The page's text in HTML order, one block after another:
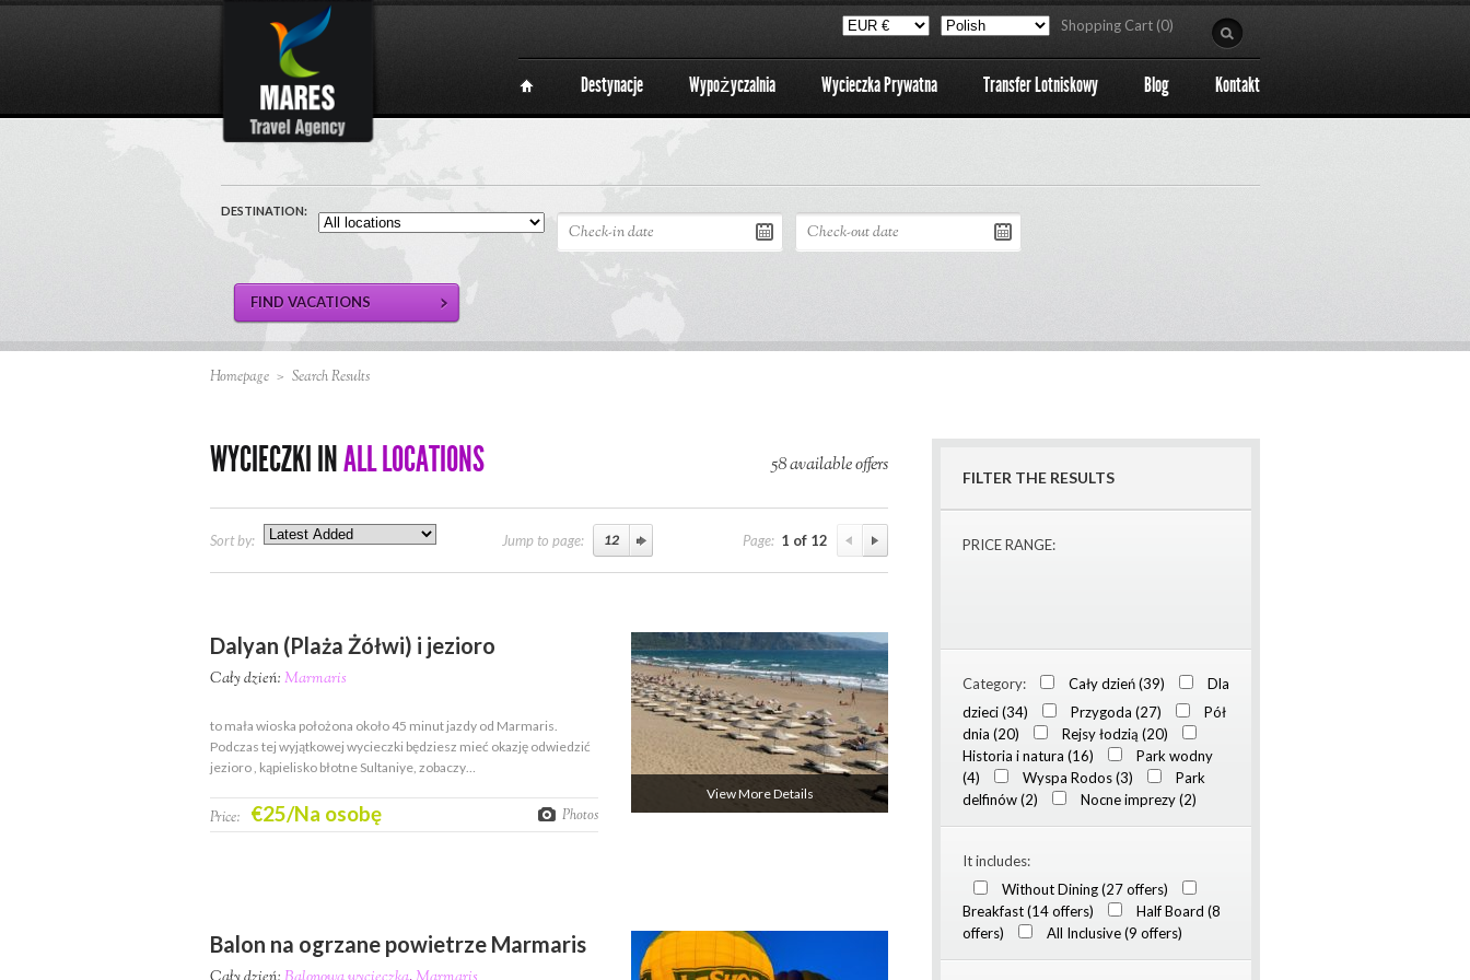
Shopping Cart (0)
Destynacje Wypożyczalnia Wycieczka Prywatna Transfer Lotniskowy Blog Kontakt
DESTINATION:
Homepage > Search Results
WYCIECZKI INALL LOCATIONS 58 available offers
Sort by: Jump to page: Page: 1 of 12
View More Details
Dalyan (Plaża Żółwi) i jezioro
Cały dzień: Marmaris
to mała wioska położona około 45 minut jazdy od Marmaris.
Podczas tej wyjątkowej wycieczki będziesz mieć okazję odwiedzić
jezioro , kąpielisko błotne Sultaniye, zobaczy…
Price: €25/Na osobę Photos
Balon na ogrzane powietrze Marmaris
FILTER THE RESULTS
PRICE RANGE:
Category: Cały dzień (39)
Dla
dzieci (34)
Przygoda (27)
Pół
dnia (20)
Rejsy łodzią (20)
Historia i natura (16)
Park wodny
(4)
Wyspa Rodos (3)
Park
delfinów (2)
Nocne imprezy (2)
It includes:
Without Dining (27 offers)
Breakfast (14 offers)
Half Board (8
offers)
All Inclusive (9 offers)